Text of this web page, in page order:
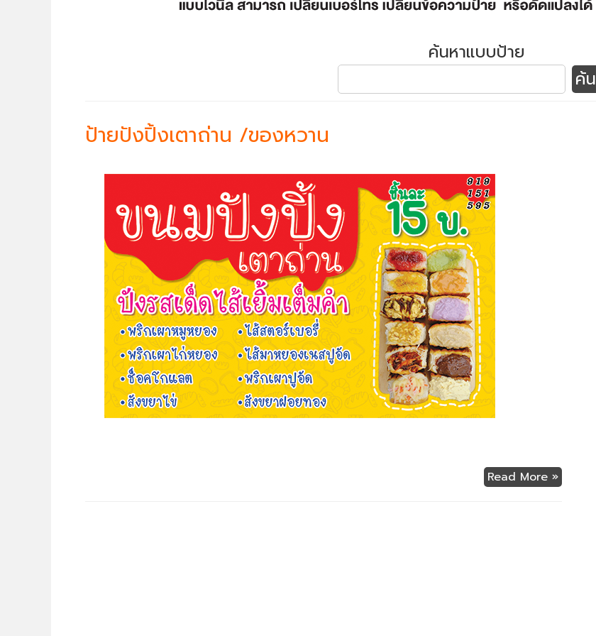
ค้นหาแบบป้าย
ป้ายปังปิ้งเตาถ่าน /ของหวาน
Read More »